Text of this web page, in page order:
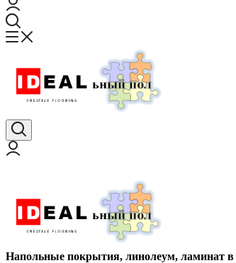
Напольные покрытия, линолеум, ламинат в